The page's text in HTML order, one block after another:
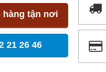
tận nơi
21 26 46